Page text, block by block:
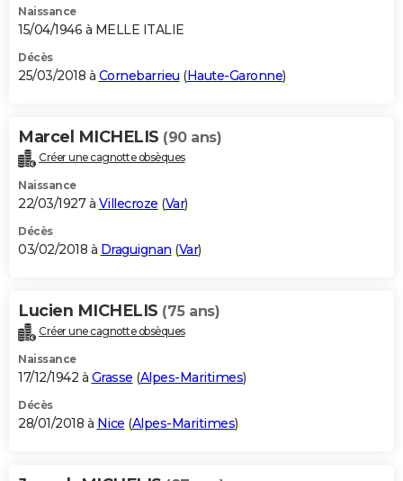
Naissance
15/04/1946 à MELLE ITALIE
Décès
25/03/2018 à Cornebarrieu (Haute-Garonne)
Marcel MICHELIS (90 ans)
Créer une cagnotte obsèques
Naissance
22/03/1927 à Villecroze (Var)
Décès
03/02/2018 à Draguignan (Var)
Lucien MICHELIS (75 ans)
Créer une cagnotte obsèques
Naissance
17/12/1942 à Grasse (Alpes-Maritimes)
Décès
28/01/2018 à Nice (Alpes-Maritimes)